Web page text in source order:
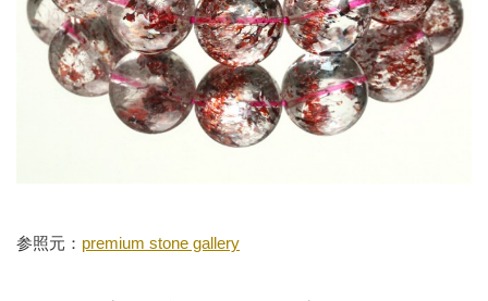
参照元： premium stone gallery